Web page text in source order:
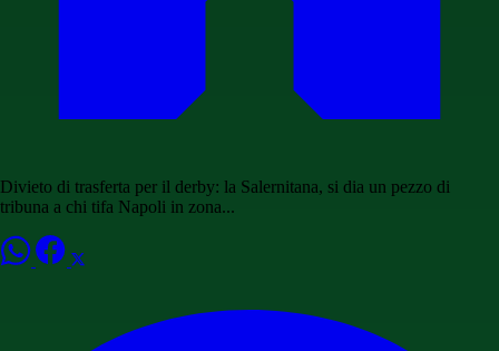
Divieto di trasferta per il derby: la Salernitana, si dia un pezzo di
tribuna a chi tifa Napoli in zona...